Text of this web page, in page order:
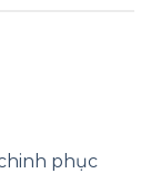
phục